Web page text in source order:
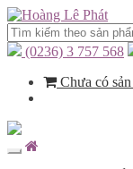
(0236) 3 757 568
Chưa có